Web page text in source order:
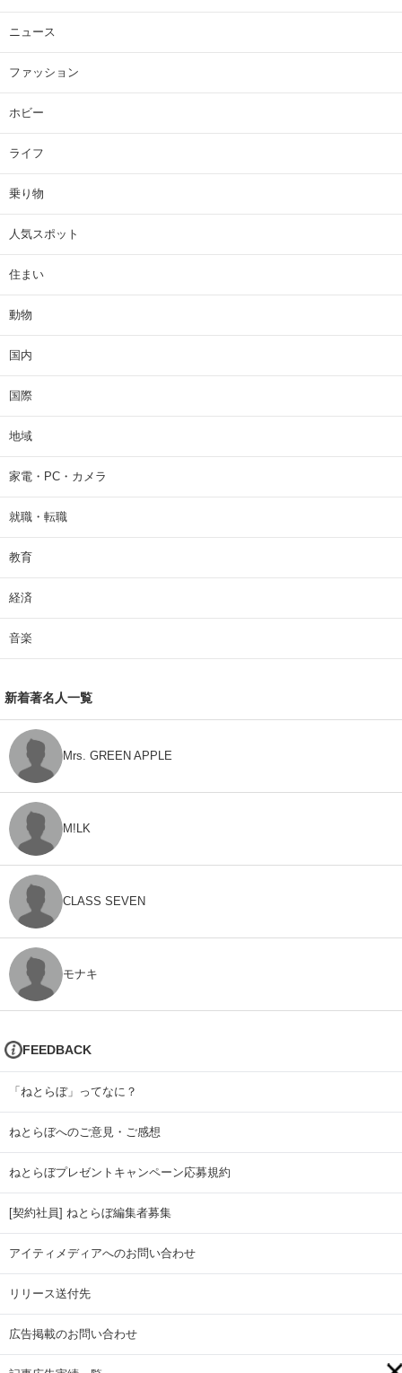
ニュース
ファッション
ホビー
ライフ
乗り物
人気スポット
住まい
動物
国内
国際
地域
家電・PC・カメラ
就職・転職
教育
経済
音楽
新着著名人一覧
Mrs. GREEN APPLE
M!LK
CLASS SEVEN
モナキ
FEEDBACK
「ねとらぼ」ってなに？
ねとらぼへのご意見・ご感想
ねとらぼプレゼントキャンペーン応募規約
[契約社員] ねとらぼ編集者募集
アイティメディアへのお問い合わせ
リリース送付先
広告掲載のお問い合わせ